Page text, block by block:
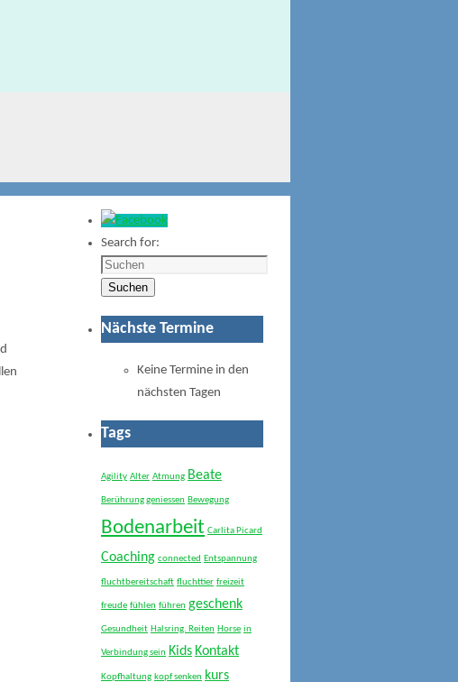
Search for:
Suchen
Nächste Termine
Keine Termine in den
nächsten Tagen
Tags
Agility Alter Atmung Beate
Berührung geniessen Bewegung
Bodenarbeit Carlita Picard
Coaching connected Entspannung
fluchtbereitschaft fluchttier freizeit
freude fühlen führen geschenk
Gesundheit Halsring. Reiten Horse in
Verbindung sein Kids Kontakt
Kopfhaltung kopf senken kurs